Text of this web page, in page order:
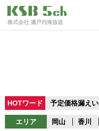
株式会社 瀬戸内海放送
HOTワード 予定価格漏え
エリア 岡山 香川